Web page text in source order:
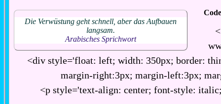
Die Verwüstung geht schnell, aber das Aufbauen
langsam.
Arabisches Sprichwort
<div style='float: left; width: 350px; border:
margin-right:3px; margin-left:3px;
<p style='text-align: center; font-style: